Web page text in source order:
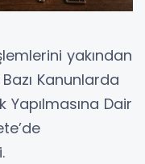
yakından
Kanunlarda
Yapılmasına Dair